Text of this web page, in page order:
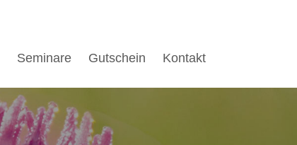
Seminare Gutschein Kontakt